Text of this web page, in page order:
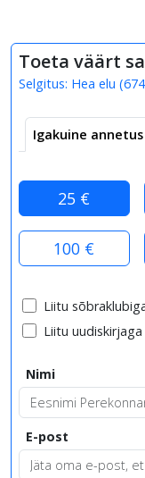
Toeta väärt
Selgitus: Hea elu (
Igakuine annetus
25 €
100 €
Liitu
Liitu uudiskirjaga
Nimi
E-post